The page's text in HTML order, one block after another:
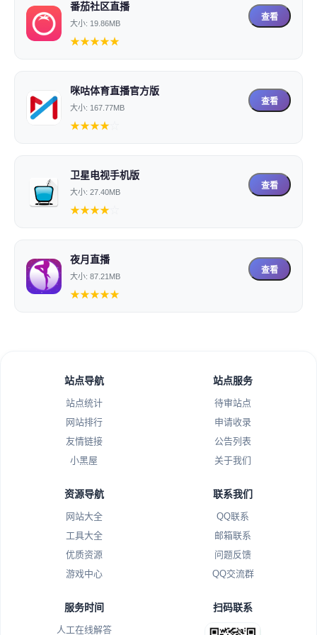
番茄社区直播
大小: 19.86MB
★★★★★
查看
咪咕体育直播官方版
大小: 167.77MB
★★★★
查看
卫星电视手机版
大小: 27.40MB
★★★★
查看
夜月直播
大小: 87.21MB
★★★★★
查看
站点导航
站点统计
网站排行
友情链接
小黑屋
站点服务
待审站点
申请收录
公告列表
关于我们
资源导航
网站大全
工具大全
优质资源
游戏中心
联系我们
QQ联系
邮箱联系
问题反馈
QQ交流群
服务时间
人工在线解答
扫码联系